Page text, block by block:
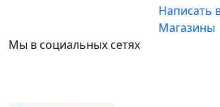
Написать
Магазины
Мы в социальных сетях